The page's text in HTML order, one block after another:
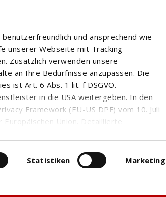
und ansprechend wie
unserer Webseite mit Tracking-
Zusätzlich verwenden unsere
an Ihre Bedürfnisse anzupassen. Die
ist Art. 6 Abs. 1 lit. f DSGVO.
in die USA weitergeben. In den
Framework (EU-US DPF) vom 10. Juli
Union. Detaillierte
. Dort können Sie Ihre
Statistiken
Marketing